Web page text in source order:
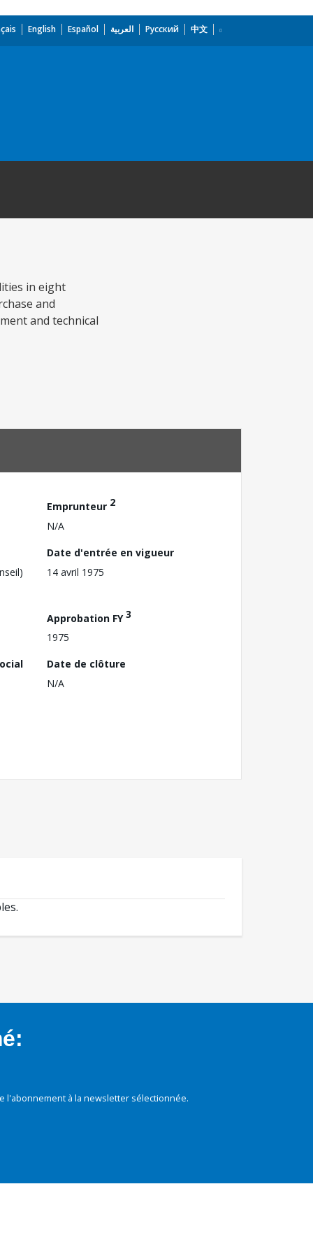
English Español العربية Русский 中文
in eight
and
and technical
Emprunteur 2
N/A
Date d'entrée en vigueur
14 avril 1975
Approbation FY3
1975
Date de clôture
N/A
à la newsletter sélectionnée.